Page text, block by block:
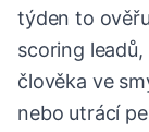
týden to
scoring
člověka ve
nebo utrácí